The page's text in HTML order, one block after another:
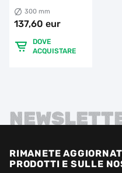
300 mm
137,60 eur
DOVE
ACQUISTARE
RIMANETE
PRODOTTI E SULLE